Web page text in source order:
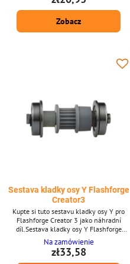
Zobacz
Sestava kladky osy Y Flashforge
Creator3
Kupte si tuto sestavu kladky osy Y pro
Flashforge Creator 3 jako náhradní
díl.Sestava kladky osy Y Flashforge
Creator 3Sestava kladky osy YVhodné
pro Flashforge Creator 3
Na zamówienie
zł33,58